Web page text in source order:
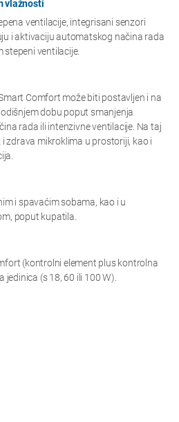
vlažnosti
ventilacije, integrisani senzori
i aktivaciju automatskog načina rada
ventilacije.
Comfort može biti postavljen i na
dobu poput smanjenja
rada ili intenzivne ventilacije. Na taj
zdrava mikroklima u prostoriji, kao i
i spavaćim sobama, kao i u
poput kupatila.
(kontrolni element plus kontrolna
(s 18, 60 ili 100 W).